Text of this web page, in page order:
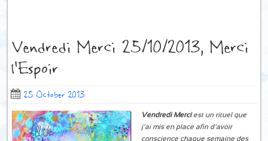
Vendredi Merci 25/10/2013, Merci
l’Espoir
25 October 2013
Vendredi Merciest un rituel que
j’ai mis en place afin d’avoir
conscience chaque semaine des